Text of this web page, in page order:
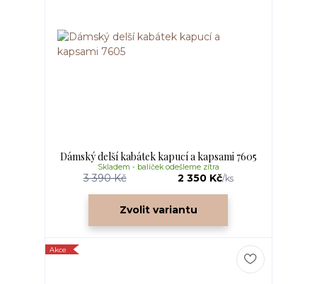
Dámský delší kabátek kapucí a kapsami 7605
3 390 Kč 2 350 Kč/ks
Skladem - balíček odešleme zítra
Zvolit variantu
Akce